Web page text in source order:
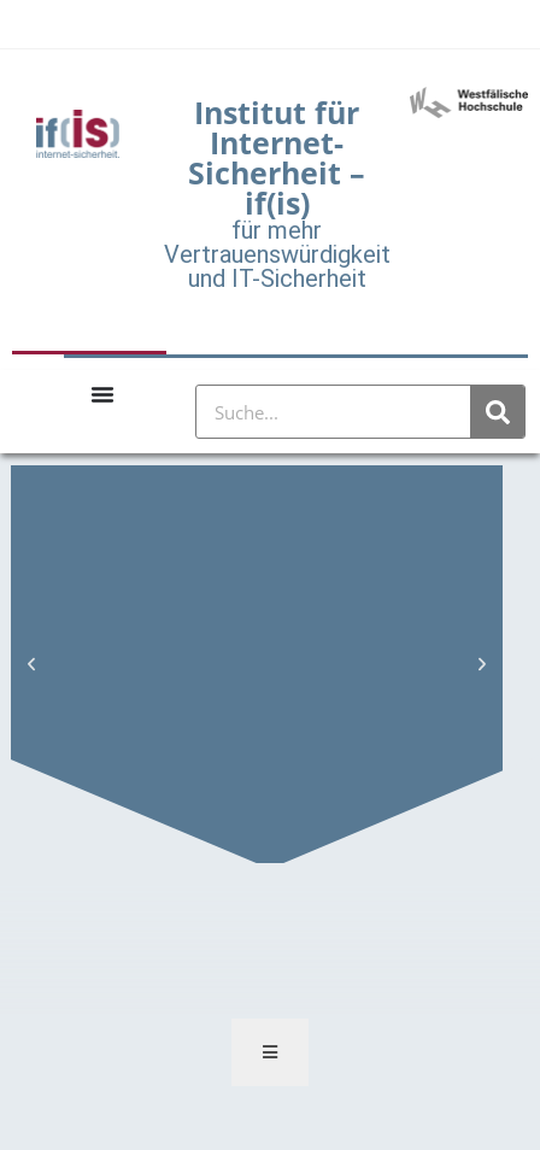
Institut für
Internet-
Sicherheit –
if(is)
für mehr
Vertrauenswürdigkeit
und IT-Sicherheit